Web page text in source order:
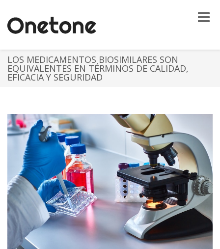
Toggle
LOS MEDICAMENTOS BIOSIMILARES SON
EQUIVALENTES EN TÉRMINOS DE CALIDAD,
EFICACIA Y SEGURIDAD